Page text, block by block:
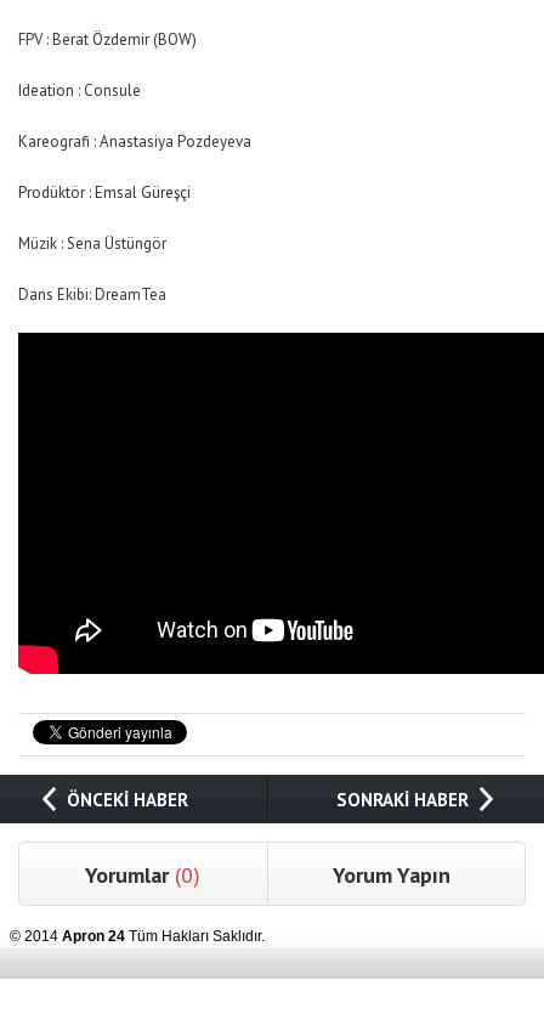
FPV : Berat Özdemir (BOW)
Ideation : Consule
Kareografi : Anastasiya Pozdeyeva
Prodüktör : Emsal Güreşçi
Müzik : Sena Üstüngör
Dans Ekibi: DreamTea
ÖNCEKİ HABER SONRAKİ HABER
Yorumlar (0) Yorum Yapın
© 2014 Apron 24 Tüm Hakları Saklıdır.